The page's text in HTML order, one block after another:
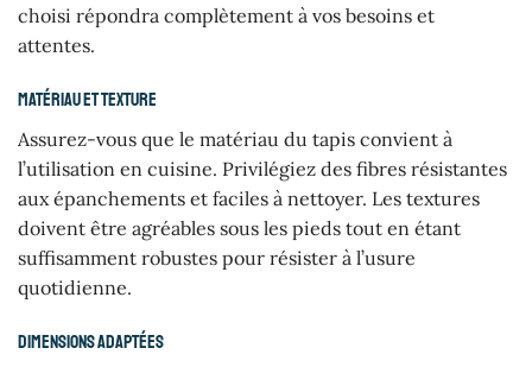
choisi répondra complètement à vos besoins et
attentes.
Matériau et texture
Assurez-vous que le matériau du tapis convient à
l’utilisation en cuisine. Privilégiez des fibres résistantes
aux épanchements et faciles à nettoyer. Les textures
doivent être agréables sous les pieds tout en étant
suffisamment robustes pour résister à l’usure
quotidienne.
Dimensions adaptées